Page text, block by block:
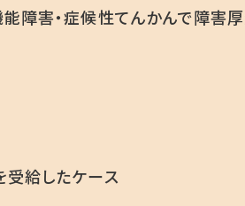
障害・症候性てんかんで障害
給したケース